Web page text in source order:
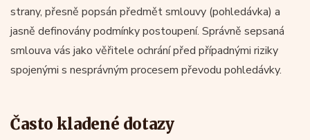
strany, přesně popsán předmět smlouvy (pohledávka) a
jasně definovány podmínky postoupení. Správně sepsaná
smlouva vás jako věřitele ochrání před případnými riziky
spojenými s nesprávným procesem převodu pohledávky.
Často kladené dotazy